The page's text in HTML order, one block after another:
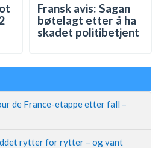
Fransk avis: Sagan
bøtelagt etter å ha
skadet politibetjent
de France-etappe etter fall –
rytter for rytter – og vant